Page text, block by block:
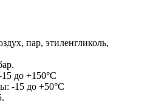
пар, этиленгликоль,
15 до +150°С
-15 до +50°С